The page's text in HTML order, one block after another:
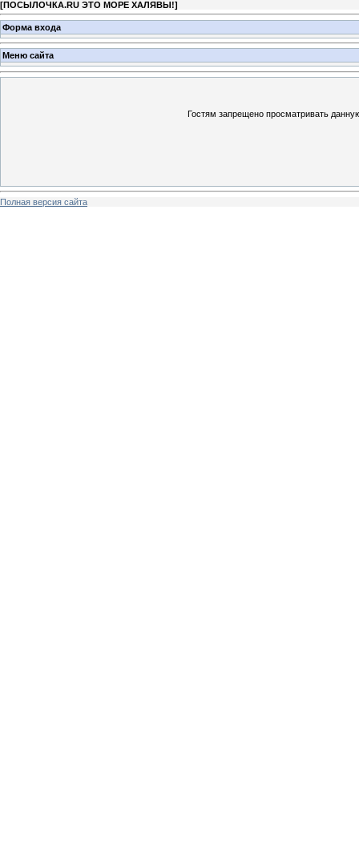
[ПОСЫЛОЧКА.RU ЭТО МОРЕ ХАЛЯВЫ!]
Форма входа
Меню сайта
Гостям запрещено просматривать
Полная версия сайта